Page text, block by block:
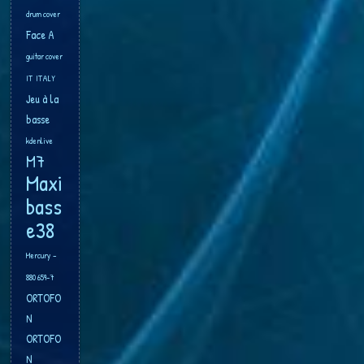
drum cover
Face A
guitar cover
IT ITALY
Jeu à la
basse
kdenlive
M7
Maxi
bass
e38
Mercury –
880 659-7
ORTOFO
N
ORTOFO
N